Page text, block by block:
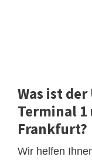
Was ist
Terminal 1
Frankfurt?
Wir helfen